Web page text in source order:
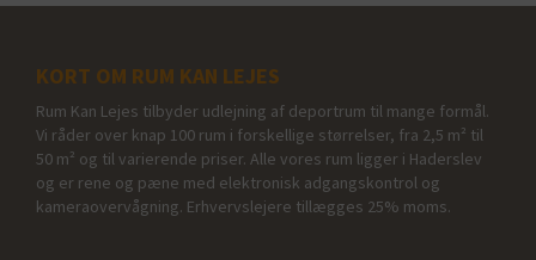
KORT OM RUM KAN LEJES
Rum Kan Lejes tilbyder udlejning af deportrum til mange formål.
Vi råder over knap 100 rum i forskellige størrelser, fra 2,5 m² til
50 m² og til varierende priser. Alle vores rum ligger i Haderslev
og er rene og pæne med elektronisk adgangskontrol og
kameraovervågning. Erhvervslejere tillægges 25% moms.